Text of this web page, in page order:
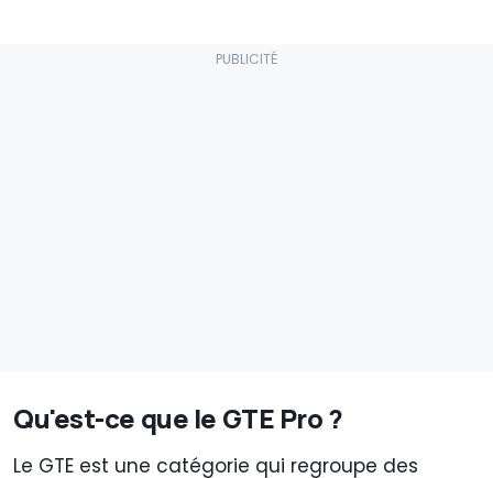
Qu'est-ce que le GTE Pro ?
Le GTE est une catégorie qui regroupe des